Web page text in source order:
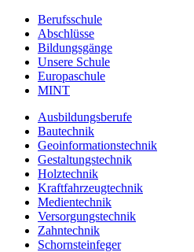
Berufsschule
Abschlüsse
Bildungsgänge
Unsere Schule
Europaschule
MINT
Ausbildungsberufe
Bautechnik
Geoinformationstechnik
Gestaltungstechnik
Holztechnik
Kraftfahrzeugtechnik
Medientechnik
Versorgungstechnik
Zahntechnik
Schornsteinfeger